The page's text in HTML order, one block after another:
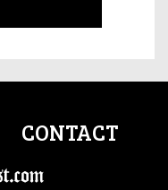
CONTACT